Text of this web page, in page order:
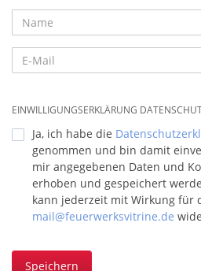
EINWILLIGUNGSERKLÄRUNG
Ja, ich habe die
genommen und bin damit
mir angegebenen Daten und
erhoben und gespeichert
kann jederzeit mit Wirkung für
mail@feuerwerksvitrine.de
Speichern